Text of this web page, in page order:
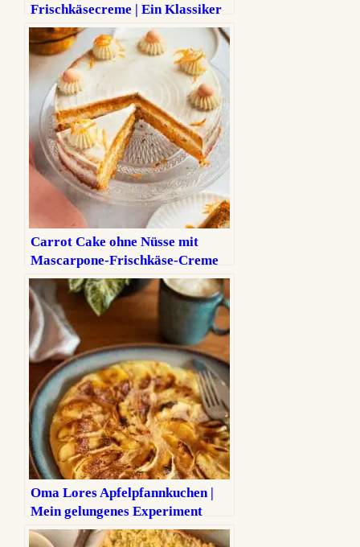
Frischkäsecreme | Ein Klassiker
mit Twist
Carrot Cake ohne Nüsse mit
Mascarpone-Frischkäse-Creme
Oma Lores Apfelpfannkuchen |
Mein gelungenes Experiment